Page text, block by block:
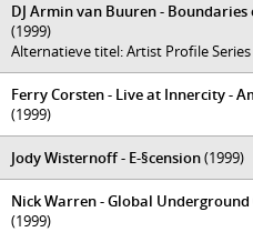
DJ Armin van Buuren -
(1999)
Alternatieve titel: Artist Profile Series
Ferry Corsten - Live at Innercity -
(1999)
Jody Wisternoff - E-§cension(1999)
Nick Warren - Global Underground
(1999)